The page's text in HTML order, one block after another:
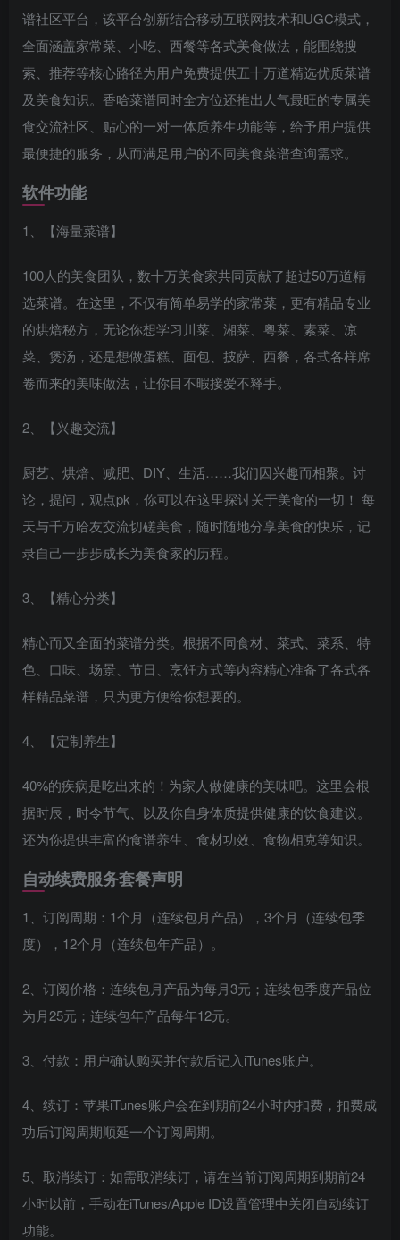
谱社区平台，该平台创新结合移动互联网技术和UGC模式，
全面涵盖家常菜、小吃、西餐等各式美食做法，能围绕搜
索、推荐等核心路径为用户免费提供五十万道精选优质菜谱
及美食知识。香哈菜谱同时全方位还推出人气最旺的专属美
食交流社区、贴心的一对一体质养生功能等，给予用户提供
最便捷的服务，从而满足用户的不同美食菜谱查询需求。
软件功能
1、【海量菜谱】
100人的美食团队，数十万美食家共同贡献了超过50万道精
选菜谱。在这里，不仅有简单易学的家常菜，更有精品专业
的烘焙秘方，无论你想学习川菜、湘菜、粤菜、素菜、凉
菜、煲汤，还是想做蛋糕、面包、披萨、西餐，各式各样席
卷而来的美味做法，让你目不暇接爱不释手。
2、【兴趣交流】
厨艺、烘焙、减肥、DIY、生活……我们因兴趣而相聚。讨
论，提问，观点pk，你可以在这里探讨关于美食的一切！ 每
天与千万哈友交流切磋美食，随时随地分享美食的快乐，记
录自己一步步成长为美食家的历程。
3、【精心分类】
精心而又全面的菜谱分类。根据不同食材、菜式、菜系、特
色、口味、场景、节日、烹饪方式等内容精心准备了各式各
样精品菜谱，只为更方便给你想要的。
4、【定制养生】
40%的疾病是吃出来的！为家人做健康的美味吧。这里会根
据时辰，时令节气、以及你自身体质提供健康的饮食建议。
还为你提供丰富的食谱养生、食材功效、食物相克等知识。
自动续费服务套餐声明
1、订阅周期：1个月（连续包月产品），3个月（连续包季
度），12个月（连续包年产品）。
2、订阅价格：连续包月产品为每月3元；连续包季度产品位
为月25元；连续包年产品每年12元。
3、付款：用户确认购买并付款后记入iTunes账户。
4、续订：苹果iTunes账户会在到期前24小时内扣费，扣费成
功后订阅周期顺延一个订阅周期。
5、取消续订：如需取消续订，请在当前订阅周期到期前24
小时以前，手动在iTunes/Apple ID设置管理中关闭自动续订
功能。